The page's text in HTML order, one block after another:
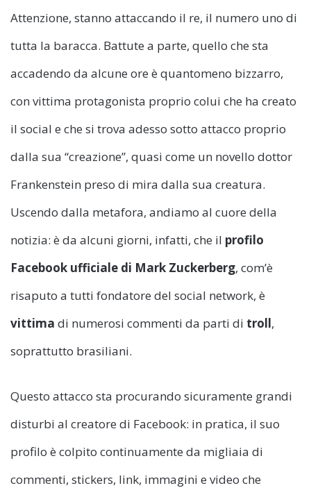
Attenzione, stanno attaccando il re, il numero uno di
tutta la baracca. Battute a parte, quello che sta
accadendo da alcune ore è quantomeno bizzarro,
con vittima protagonista proprio colui che ha creato
il social e che si trova adesso sotto attacco proprio
dalla sua “creazione”, quasi come un novello dottor
Frankenstein preso di mira dalla sua creatura.
Uscendo dalla metafora, andiamo al cuore della
notizia: è da alcuni giorni, infatti, che il profilo
Facebook ufficiale di Mark Zuckerberg, com’è
risaputo a tutti fondatore del social network, è
vittima di numerosi commenti da parti di troll,
soprattutto brasiliani.
Questo attacco sta procurando sicuramente grandi
disturbi al creatore di Facebook: in pratica, il suo
profilo è colpito continuamente da migliaia di
commenti, stickers, link, immagini e video che